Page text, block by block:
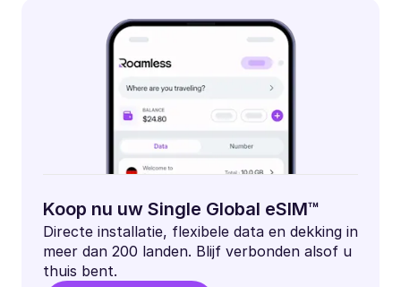
Koop nu uw Single Global eSIM™
Directe installatie, flexibele data en dekking in
meer dan 200 landen. Blijf verbonden alsof u
thuis bent.